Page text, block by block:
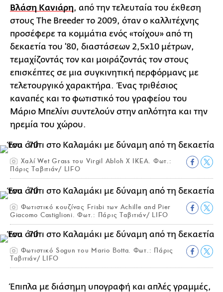
Βλάση Κανιάρη, από την τελευταία του έκθεση
στους The Breeder το 2009, όταν ο καλλιτέχνης
προσέφερε τα κομμάτια ενός «τοίχου» από τη
δεκαετία του ’80, διαστάσεων 2,5x10 μέτρων,
τεμαχίζοντάς τον και μοιράζοντάς τον στους
επισκέπτες σε μια συγκινητική περφόρμανς με
τελετουργικό χαρακτήρα. Ένας τριθέσιος
καναπές και το φωτιστικό του γραφείου του
Μάριο Μπελίνι συντελούν στην απλότητα και την
ηρεμία του χώρου.
Χαλί Wet Grass του Virgil Abloh Χ ΙΚΕΑ. Φωτ.:
Πάρις Ταβιτιάν/ LIFO
Φωτιστικό κουζίνας Frisbi των Achille and Pier
Giacomo Castiglioni. Φωτ.: Πάρις Ταβιτιάν/ LIFO
Φωτιστικό Sogun του Mario Botta. Φωτ.: Πάρις
Ταβιτιάν/ LIFO
Έπιπλα με διάσημη υπογραφή και απλές γραμμές,